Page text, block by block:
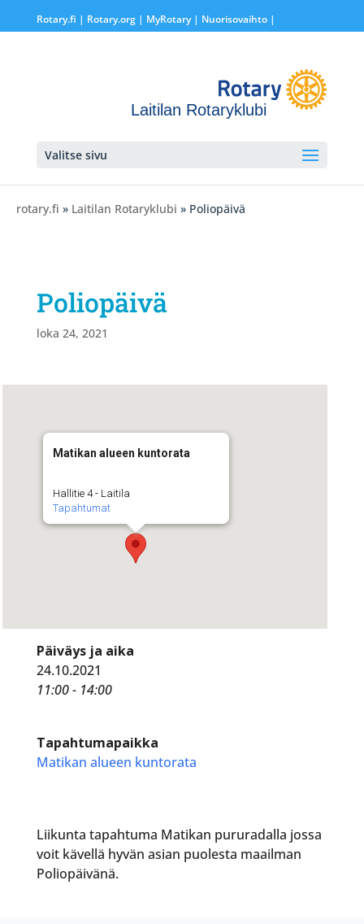
Rotary.fi | Rotary.org| MyRotary | Nuorisovaihto|
Laitilan Rotaryklubi
Valitse sivu
rotary.fi » Laitilan Rotaryklubi » Poliopäivä
Poliopäivä
loka 24, 2021
Matikan alueen kuntorata
Hallitie 4 - Laitila
Tapahtumat
Päiväys ja aika
24.10.2021
11:00 - 14:00
Tapahtumapaikka
Matikan alueen kuntorata
Liikunta tapahtuma Matikan pururadalla jossa
voit kävellä hyvän asian puolesta maailman
Poliopäivänä.